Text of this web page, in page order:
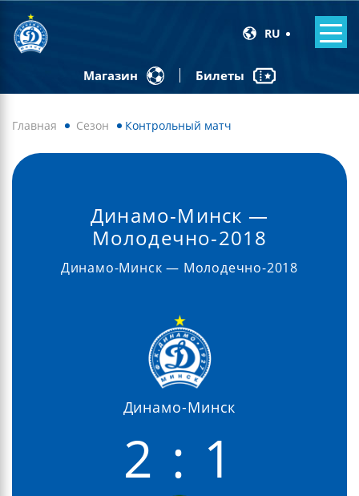
RU
Магазин Билеты
Главная Сезон Контрольный матч
Динамо-Минск —
Молодечно-2018
Динамо-Минск — Молодечно-2018
Динамо-Минск
2 : 1